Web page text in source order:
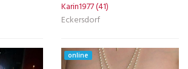
Karin1977 (41)
Eckersdorf
online